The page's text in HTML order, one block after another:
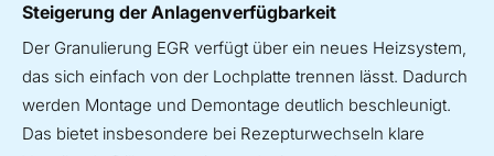
Steigerung der Anlagenverfügbarkeit
Der Granulierung EGR verfügt über ein neues Heizsystem,
das sich einfach von der Lochplatte trennen lässt. Dadurch
werden Montage und Demontage deutlich beschleunigt.
Das bietet insbesondere bei Rezepturwechseln klare